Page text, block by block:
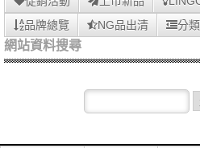
品牌總覽
NG品出清 分
網站資料搜尋